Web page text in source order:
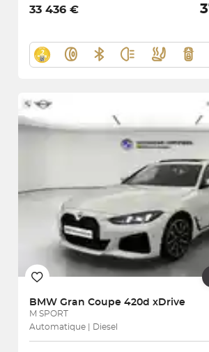
33 436 €
BMW Gran Coupe 420d xDrive
M SPORT
Automatique | Diesel